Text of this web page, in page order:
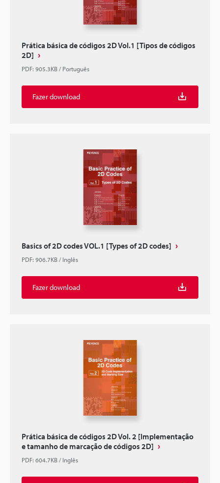
Prática básica de códigos 2D Vol.1 [Tipos de códigos
2D]
PDF: 905.3KB/Português
Fazer download
Basics of 2D codes VOL.1 [Types of 2D codes]
PDF: 906.7KB/Inglês
Fazer download
Prática básica de códigos 2D Vol. 2 [Implementação
e tamanho de marcação de códigos 2D]
PDF: 604.7KB/Inglês